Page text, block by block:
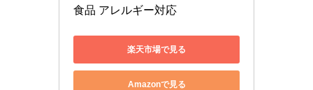
食品 アレルギー対応
楽天市場で見る
Amazonで見る